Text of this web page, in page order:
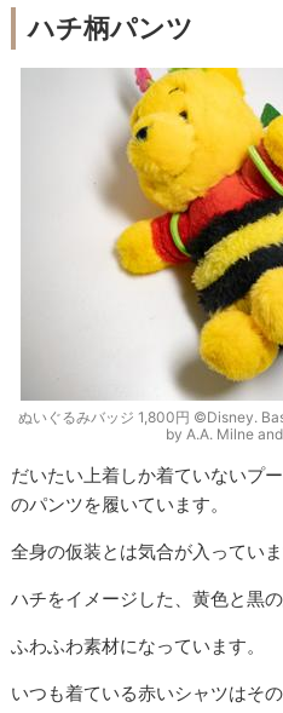
ハチ柄パンツ
ぬいぐるみバッジ 1,800円 ©Disney.
by A.A. Milne
だいたい上着しか着ていないプ
のパンツを履いています。
全身の仮装とは気合が入っていま
ハチをイメージした、黄色と黒の
ふわふわ素材になっています。
いつも着ている赤いシャツはその